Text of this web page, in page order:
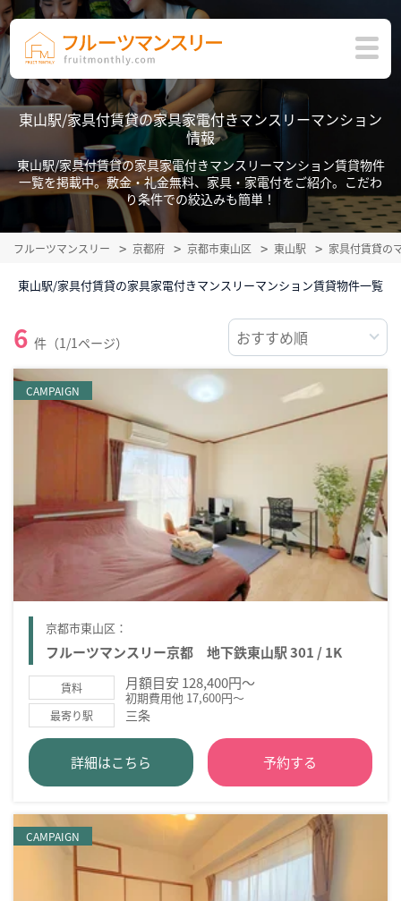
東山駅/家具付賃貸の家具家電付きマンスリーマンション
情報
東山駅/家具付賃貸の家具家電付きマンスリーマンション賃貸物件
一覧を掲載中。敷金・礼金無料、家具・家電付をご紹介。こだわ
り条件での絞込みも簡単！
フルーツマンスリー 京都府 京都市東山区 東山駅 家具付賃貸の
東山駅/家具付賃貸の家具家電付きマンスリーマンション賃貸物件一覧
6 件（1/1ページ）
CAMPAIGN
京都市東山区：
フルーツマンスリー京都 地下鉄東山駅 301 / 1K
賃料 月額目安 128,400円～
初期費用他 17,600円～
最寄り駅 三条
詳細はこちら 予約する
CAMPAIGN